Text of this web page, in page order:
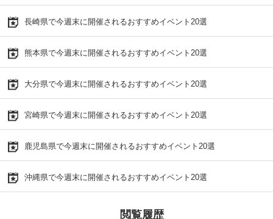
長崎県で今週末に開催されるおすすめイベント20選
熊本県で今週末に開催されるおすすめイベント20選
大分県で今週末に開催されるおすすめイベント20選
宮崎県で今週末に開催されるおすすめイベント20選
鹿児島県で今週末に開催されるおすすめイベント20選
沖縄県で今週末に開催されるおすすめイベント20選
閲覧履歴